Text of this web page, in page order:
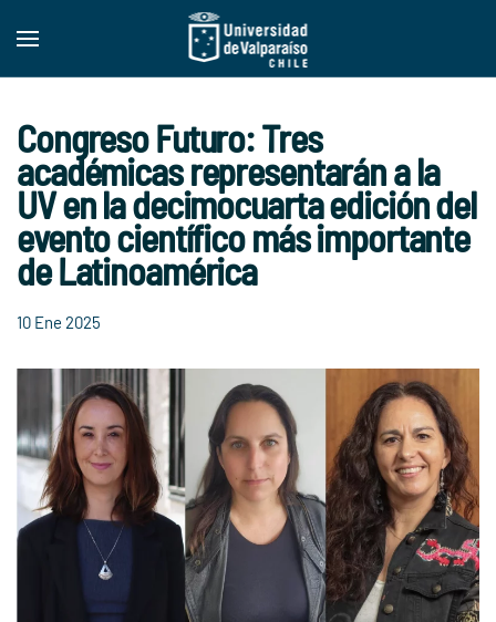
Skip to main content
Congreso Futuro: Tres
académicas representarán a la
UV en la decimocuarta edición del
evento científico más importante
de Latinoamérica
10 Ene 2025